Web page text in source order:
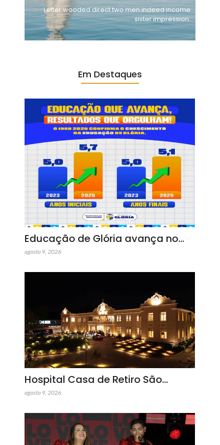
Letter wooded direct two men indeed income
sister impression.
Em Destaques
Educação de Glória avança no…
agosto 9, 2026
Hospital Casa de Retiro São…
agosto 9, 2026